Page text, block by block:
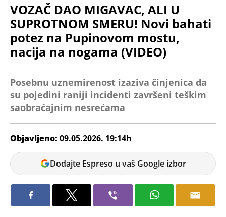
VOZAČ DAO MIGAVAC, ALI U
SUPROTNOM SMERU! Novi bahati
potez na Pupinovom mostu,
nacija na nogama (VIDEO)
Posebnu uznemirenost izaziva činjenica da
su pojedini raniji incidenti završeni teškim
saobraćajnim nesrećama
Objavljeno: 09.05.2026. 19:14h
Miloš
DojčinovićDodajte Espreso u vaš Google izbor